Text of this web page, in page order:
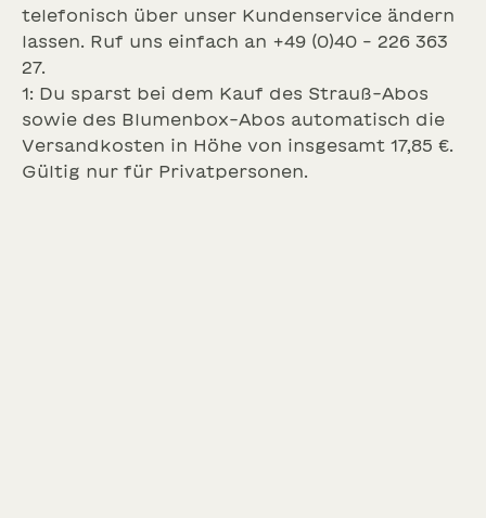
telefonisch über unser Kundenservice ändern
lassen. Ruf uns einfach an +49 (0)40 – 226 363
27.
1: Du sparst bei dem Kauf des Strauß-Abos
sowie des Blumenbox-Abos automatisch die
Versandkosten in Höhe von insgesamt 17,85 €.
Gültig nur für Privatpersonen.